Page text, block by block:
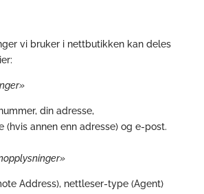
vi bruker i nettbutikken kan deles
din adresse,
(hvis annen enn adresse) og e-post.
Address), nettleser-type (Agent)